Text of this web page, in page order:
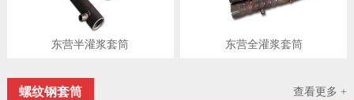
东营半灌浆套筒 东营​全灌浆套筒
查看更多 +
螺纹钢套筒